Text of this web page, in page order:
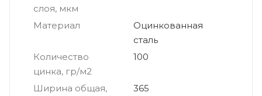
слоя, мкм
Материал
Оцинкованная
сталь
Количество
цинка, гр/м2
100
Ширина общая,
365